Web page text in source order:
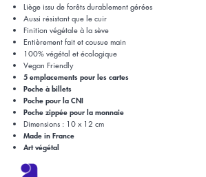
Liège issu de forêts durablement gérées
Aussi résistant que le cuir
Finition végétale à la sève
Entièrement fait et cousue main
100% végétal et écologique
Vegan Friendly
5 emplacements pour les cartes
Poche à billets
Poche pour la CNI
Poche zippée pour la monnaie
Dimensions : 10 x 12 cm
Made in France
Art végétal